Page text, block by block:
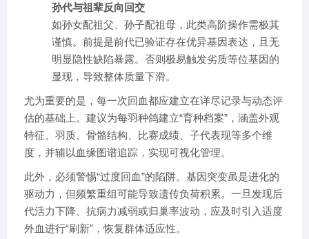
孙代与祖辈反向回交
如孙女配祖父、孙子配祖母，此类高阶操作需极其
谨慎。前提是前代已验证存在优异基因表达，且无
明显隐性缺陷暴露。否则极易触发劣质等位基因的
显现，导致整体质量下滑。
尤为重要的是，每一次回血都应建立在详尽记录与动态评
估的基础上。建议为每羽种鸽建立“育种档案”，涵盖外观
特征、羽质、骨骼结构、比赛成绩、子代表现等多个维
度，并辅以血缘图谱追踪，实现可视化管理。
此外，必须警惕“过度回血”的陷阱。基因突变虽是进化的
驱动力，但频繁重组可能导致遗传负荷积累。一旦发现后
代活力下降、抗病力减弱或归巢率波动，应及时引入适度
外血进行“刷新”，恢复群体适应性。